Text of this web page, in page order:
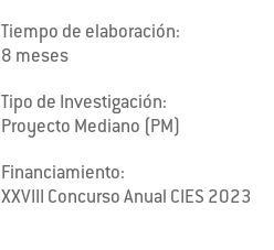
Tiempo de elaboración:
8 meses
Tipo de Investigación:
Proyecto Mediano (PM)
Financiamiento:
XXVIII Concurso Anual CIES 2023